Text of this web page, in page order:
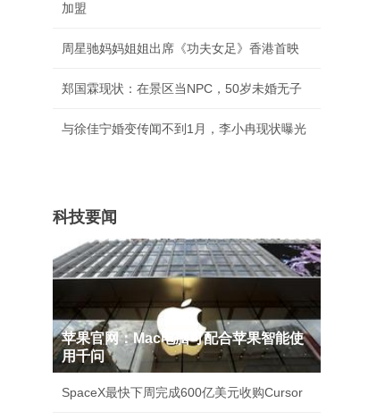
加盟
周星驰妈妈姐姐出席《功夫女足》香港首映
郑国霖现状：在景区当NPC，50岁未婚无子
与徐佳宁婚变传闻不到1月，李小冉现状曝光
科技要闻
苹果官网：Mac电脑可配合苹果智能使
用千问
SpaceX最快下周完成600亿美元收购Cursor